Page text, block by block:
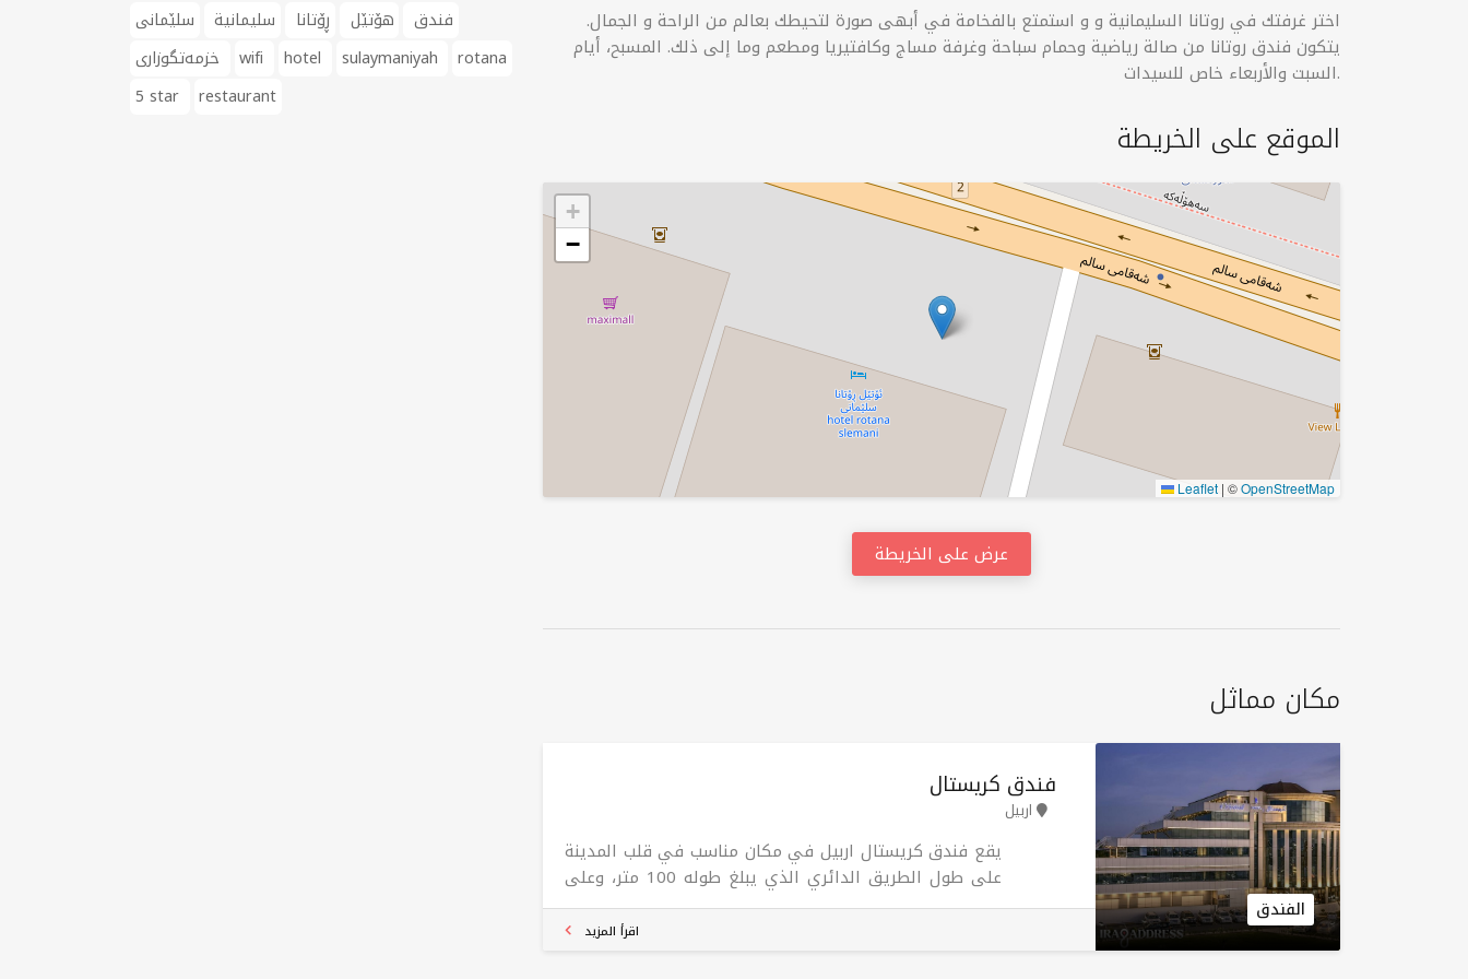
فندق هۆتێل ڕۆتانا سليمانية
سلێمانی
wifi hotel sulaymaniyah
rotana
5 star
restaurant
اختر غرفتك في روتانا السليمانية و و استمتع بالفخامة في أبهى صورة لتحيطك بعالم من الراحة و الجمال.
يتكون فندق روتانا من صالة رياضية وحمام سباحة وغرفة مساج وكافتيريا ومطعم وما إلى ذلك. المسبح، أيام
السبت والأربعاء خاص للسيدات.
الموقع على الخريطة
+
−
Leaflet | ©OpenStreetMap
عرض على الخريطة
مكان مماثل
فندق کریستال
اربيل
الفندق
يقع فندق کریستال اربیل في مكان مناسب في قلب المدينة
على طول الطريق الدائري الذي يبلغ طوله 100 متر، وعلى
بعد 15 دقيقة فقط بالسيارة من المطار. 154 غرفة وجناحًا،
مجهزة بالكامل بأحدث التقنيات ووسائل الراحة مع خدمة غرف
اقرأ المزيد